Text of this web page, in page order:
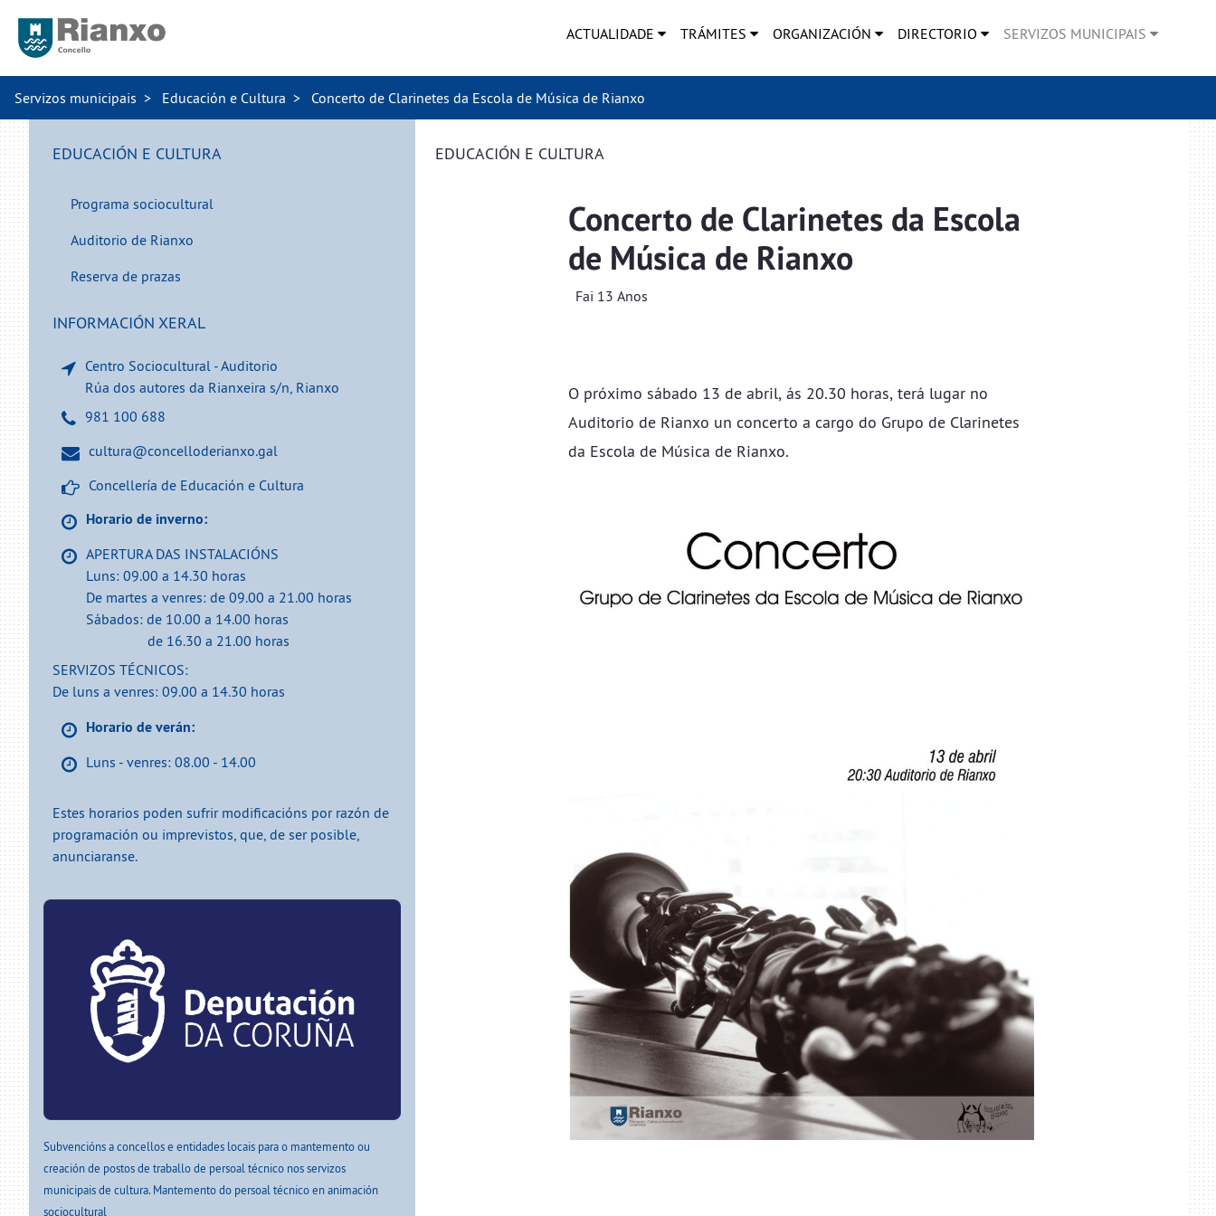
ACTUALIDADE TRÁMITES ORGANIZACIÓN DIRECTORIO SERVIZOS MUNICIPAIS
Servizos municipais Educación e Cultura Concerto de Clarinetes da Escola de Música de Rianxo
EDUCACIÓN E CULTURA
Programa sociocultural
Auditorio de Rianxo
Reserva de prazas
INFORMACIÓN XERAL
Centro Sociocultural - Auditorio
Rúa dos autores da Rianxeira s/n, Rianxo
981 100 688
cultura@concelloderianxo.gal
Concellería de Educación e Cultura
Horario de inverno:
APERTURA DAS INSTALACIÓNS
Luns: 09.00 a 14.30 horas
De martes a venres: de 09.00 a 21.00 horas
Sábados: de 10.00 a 14.00 horas
de 16.30 a 21.00 horas
SERVIZOS TÉCNICOS:
De luns a venres: 09.00 a 14.30 horas
Horario de verán:
Luns - venres: 08.00 - 14.00
Estes horarios poden sufrir modificacións por razón de
programación ou imprevistos, que, de ser posible,
anunciaranse.
Subvencións a concellos e entidades locais para o mantemento ou
creación de postos de traballo de persoal técnico nos servizos
municipais de cultura. Mantemento do persoal técnico en animación
sociocultural
EDUCACIÓN E CULTURA
Concerto de Clarinetes da Escola
de Música de Rianxo
Fai 13 Anos
O próximo sábado 13 de abril, ás 20.30 horas, terá lugar no
Auditorio de Rianxo un concerto a cargo do Grupo de Clarinetes
da Escola de Música de Rianxo.